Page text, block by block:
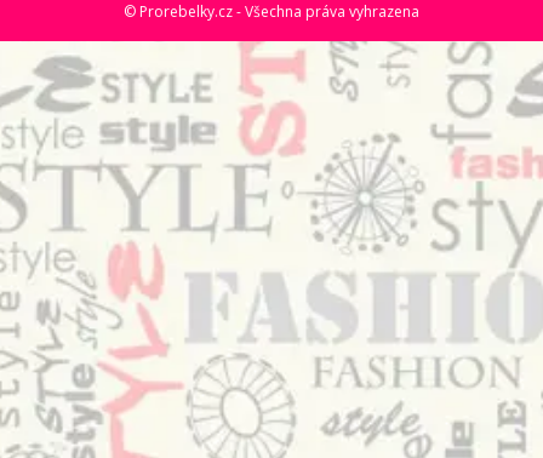
© Prorebelky.cz - Všechna práva vyhrazena